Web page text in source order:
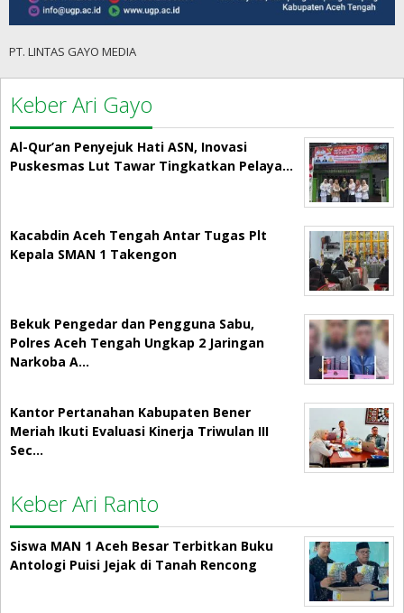
PT. LINTAS GAYO MEDIA
Keber Ari Gayo
Al-Qur’an Penyejuk Hati ASN, Inovasi
Puskesmas Lut Tawar Tingkatkan Pelaya…
Kacabdin Aceh Tengah Antar Tugas Plt
Kepala SMAN 1 Takengon
Bekuk Pengedar dan Pengguna Sabu,
Polres Aceh Tengah Ungkap 2 Jaringan
Narkoba A…
Kantor Pertanahan Kabupaten Bener
Meriah Ikuti Evaluasi Kinerja Triwulan III
Sec…
Keber Ari Ranto
Siswa MAN 1 Aceh Besar Terbitkan Buku
Antologi Puisi Jejak di Tanah Rencong